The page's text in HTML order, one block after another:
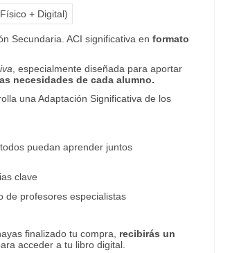
+ Digital)
Secundaria. ACI significativa en formato
, especialmente diseñada para aportar
necesidades de cada alumno.
una Adaptación Significativa de los
puedan aprender juntos
clave
de profesores especialistas
finalizado tu compra, recibirás un
acceder a tu libro digital.